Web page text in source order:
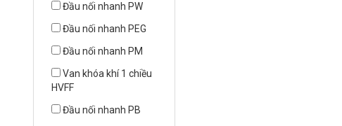
Đầu nối nhanh PW
Đầu nối nhanh PEG
Đầu nối nhanh PM
Van khóa khí 1 chiều
HVFF
Đầu nối nhanh PB